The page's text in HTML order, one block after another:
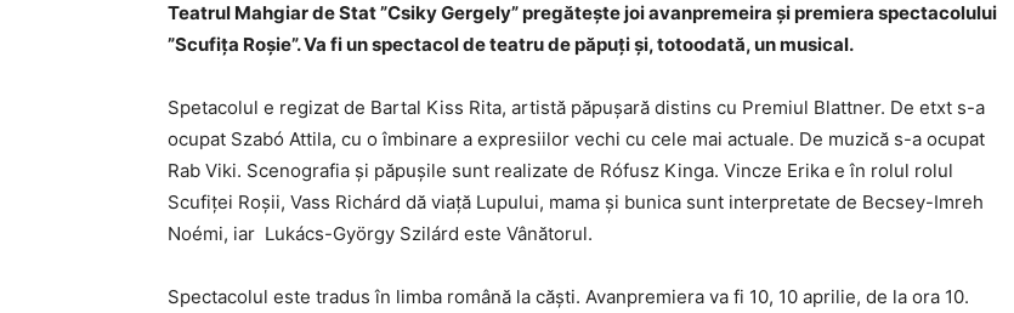
Teatrul Mahgiar de Stat ”Csiky Gergely” pregătește joi avanpremeira și premiera spectacolului
”Scufița Roșie”. Va fi un spectacol de teatru de păpuți și, totoodată, un musical.
Spetacolul e regizat de Bartal Kiss Rita, artistă păpușară distins cu Premiul Blattner. De etxt s-a
ocupat Szabó Attila, cu o îmbinare a expresiilor vechi cu cele mai actuale. De muzică s-a ocupat
Rab Viki. Scenografia și păpușile sunt realizate de Rófusz Kinga. Vincze Erika e în rolul rolul
Scufiței Roșii, Vass Richárd dă viață Lupului, mama și bunica sunt interpretate de Becsey-Imreh
Noémi, iar Lukács-György Szilárd este Vânătorul.
Spectacolul este tradus în limba română la căști. Avanpremiera va fi 10, 10 aprilie, de la ora 10.